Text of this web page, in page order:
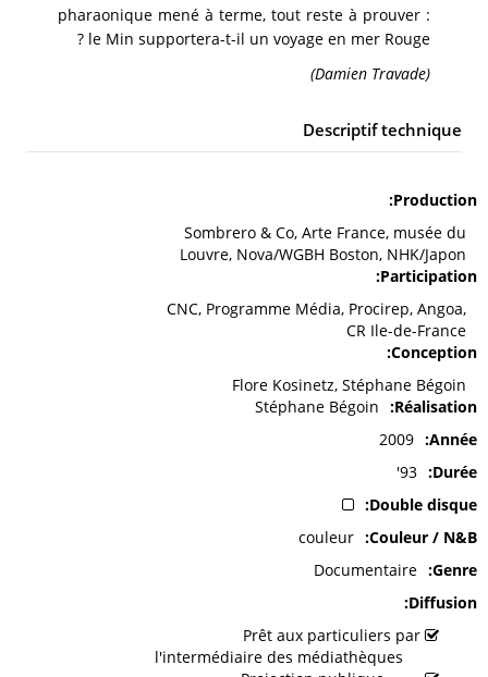
pharaonique mené à terme, tout reste à prouver :
le Min supportera-t-il un voyage en mer Rouge ?
(Damien Travade)
Descriptif technique
Production
Sombrero & Co, Arte France, musée du
Louvre, Nova/WGBH Boston, NHK/Japon
Participation
CNC, Programme Média, Procirep, Angoa,
CR Ile-de-France
Conception
Flore Kosinetz, Stéphane Bégoin
Réalisation
Stéphane Bégoin
Année
2009
Durée
93'
Double disque
Couleur / N&B
couleur
Genre
Documentaire
Diffusion
Prêt aux particuliers par
l'intermédiaire des médiathèques